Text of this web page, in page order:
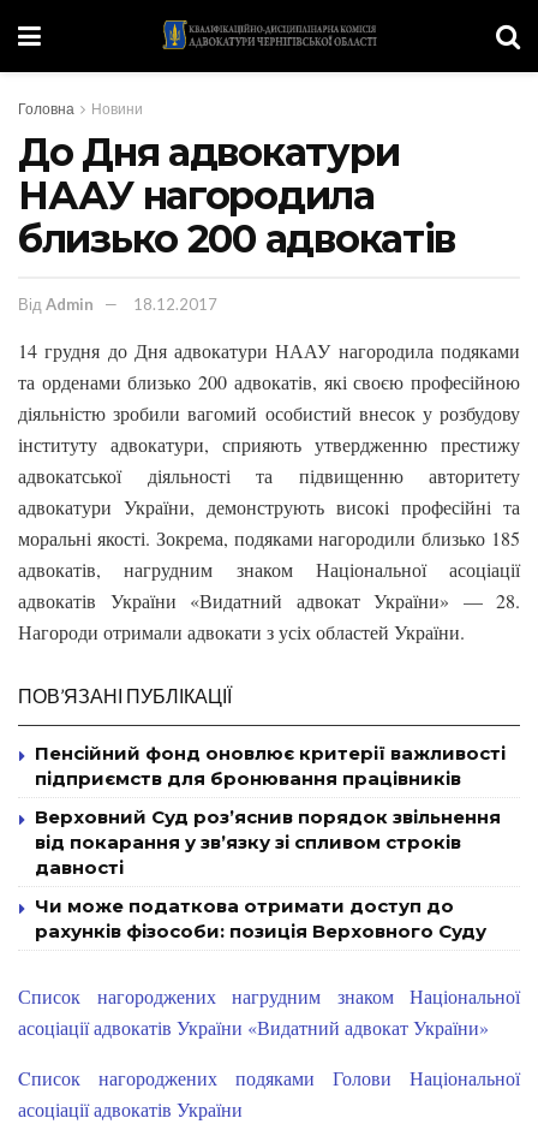
Головна Новини
До Дня адвокатури
НААУ нагородила
близько 200 адвокатів
Від Admin 18.12.2017
14 грудня до Дня адвокатури НААУ нагородила подяками
та орденами близько 200 адвокатів, які своєю професійною
діяльністю зробили вагомий особистий внесок у розбудову
інституту адвокатури, сприяють утвердженню престижу
адвокатської діяльності та підвищенню авторитету
адвокатури України, демонструють високі професійні та
моральні якості. Зокрема, подяками нагородили близько 185
адвокатів, нагрудним знаком Національної асоціації
адвокатів України «Видатний адвокат України» — 28.
Нагороди отримали адвокати з усіх областей України.
ПОВ’ЯЗАНІ ПУБЛІКАЦІЇ
Пенсійний фонд оновлює критерії важливості
підприємств для бронювання працівників
Верховний Суд роз’яснив порядок звільнення
від покарання у зв’язку зі спливом строків
давності
Чи може податкова отримати доступ до
рахунків фізособи: позиція Верховного Суду
Список нагороджених нагрудним знаком Національної
асоціації адвокатів України «Видатний адвокат України»
Cписок нагороджених подяками Голови Національної
асоціації адвокатів України